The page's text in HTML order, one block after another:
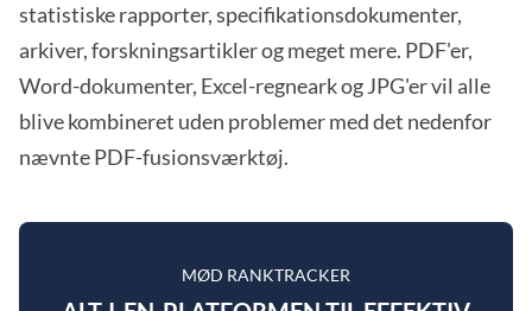
statistiske rapporter, specifikationsdokumenter,
arkiver, forskningsartikler og meget mere. PDF'er,
Word-dokumenter, Excel-regneark og JPG'er vil alle
blive kombineret uden problemer med det nedenfor
nævnte PDF-fusionsværktøj.
MØD RANKTRACKER